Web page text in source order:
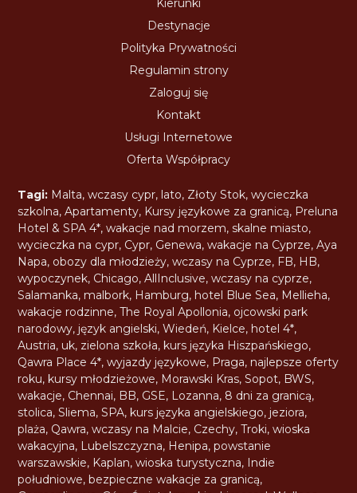
Kierunki
Destynacje
Polityka Prywatności
Regulamin strony
Zaloguj się
Kontakt
Usługi Internetowe
Oferta Współpracy
Tagi: Malta,wczasy cypr, lato, Złoty Stok,wycieczka
szkolna,Apartamenty, Kursy językowe za granicą, Preluna
Hotel & SPA 4*,wakacje nad morzem,skalne miasto,
wycieczka na cypr, Cypr, Genewa,wakacje na Cyprze,Aya
Napa, obozy dla młodzieży,wczasy na Cyprze, FB, HB,
wypoczynek, Chicago,AllInclusive,wczasy na cyprze,
Salamanka, malbork, Hamburg, hotel Blue Sea, Mellieha,
wakacje rodzinne,The Royal Apollonia, ojcowski park
narodowy, język angielski,Wiedeń, Kielce, hotel 4*,
Austria, uk, zielona szkoła, kurs języka Hiszpańskiego,
Qawra Place 4*,wyjazdy językowe, Praga, najlepsze oferty
roku, kursy młodzieżowe, Morawski Kras,Sopot, BWS,
wakacje, Chennai, BB, GSE, Lozanna, 8 dni za granicą,
stolica,Sliema,SPA, kurs języka angielskiego, jeziora,
plaża, Qawra,wczasy na Malcie, Czechy,Troki,wioska
wakacyjna, Lubelszczyzna, Henipa,powstanie
warszawskie, Kaplan,wioska turystyczna, Indie
południowe,bezpieczne wakacje za granicą,